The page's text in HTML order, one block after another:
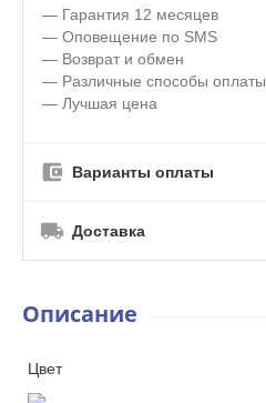
— Гарантия 12 месяцев
— Оповещение по SMS
— Возврат и обмен
— Различные способы оплаты
— Лучшая цена
Варианты оплаты
Доставка
Описание
Цвет